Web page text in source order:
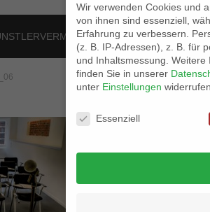
LOCATION
Wir verwenden Cookies und
von ihnen sind essenziell,
Erfahrung zu verbessern.
(z. B. IP-Adressen), z. B. für
und Inhaltsmessung. Weitere
finden Sie in unserer
unter Einstellungen
Datenschutzeinstellungen
Essenziell